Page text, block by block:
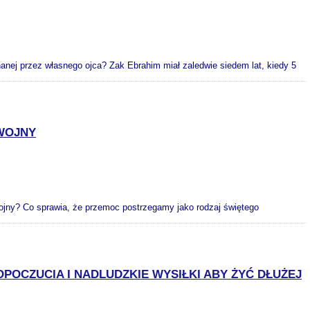
przez własnego ojca? Zak Ebrahim miał zaledwie siedem lat, kiedy 5
Co sprawia, że przemoc postrzegamy jako rodzaj świętego
I NADLUDZKIE WYSIŁKI ABY ŻYĆ DŁUŻEJ